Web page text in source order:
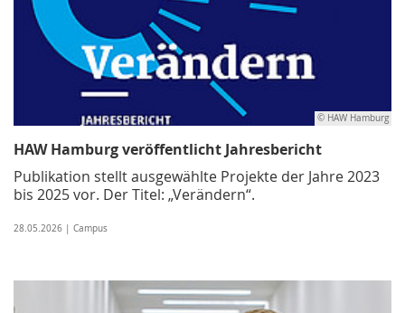
© HAW Hamburg
HAW Hamburg veröffentlicht Jahresbericht
Publikation stellt ausgewählte Projekte der Jahre 2023
bis 2025 vor. Der Titel: „Verändern“.
28.05.2026 | Campus